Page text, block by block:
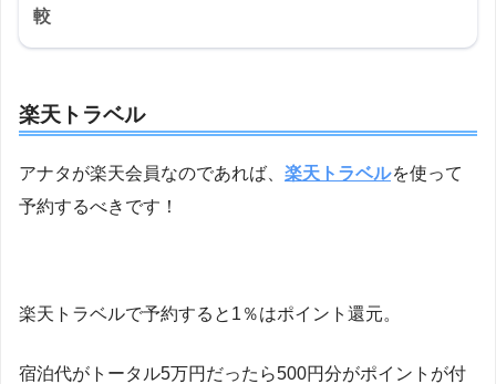
較
楽天トラベル
アナタが楽天会員なのであれば、 楽天トラベルを使って
予約するべきです！
楽天トラベルで予約すると1％はポイント還元。
宿泊代がトータル5万円だったら500円分がポイントが付